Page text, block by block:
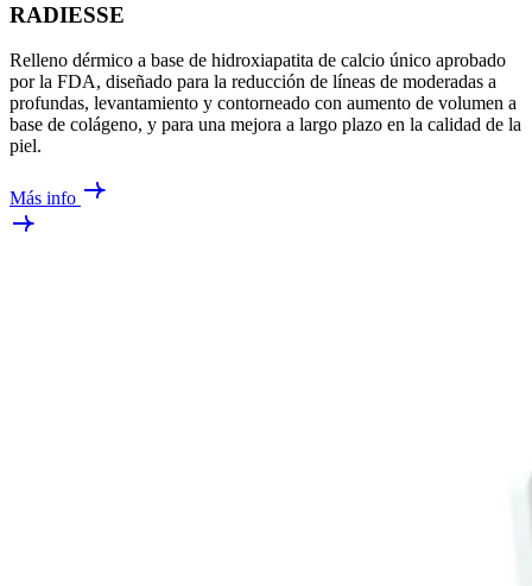
RADIESSE
Relleno dérmico a base de hidroxiapatita de calcio único aprobado
por la FDA, diseñado para la reducción de líneas de moderadas a
profundas, levantamiento y contorneado con aumento de volumen a
base de colágeno, y para una mejora a largo plazo en la calidad de la
piel.
Más info